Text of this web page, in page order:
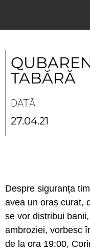
content
TABĂRĂ
DATĂ
27.04.21
Despre siguranța
avea un oraș curat,
se vor distribui
ambroziei, vorbesc
de la ora 19:00,